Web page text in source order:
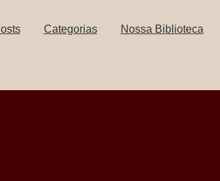
Categorias Nossa Biblioteca